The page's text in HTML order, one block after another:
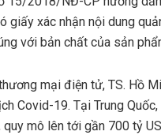
giấy xác nhận nội dung
với bản chất của sản
mại điện tử, TS. Hồ
Covid-19. Tại Trung
mô lên tới gần 700 tỷ